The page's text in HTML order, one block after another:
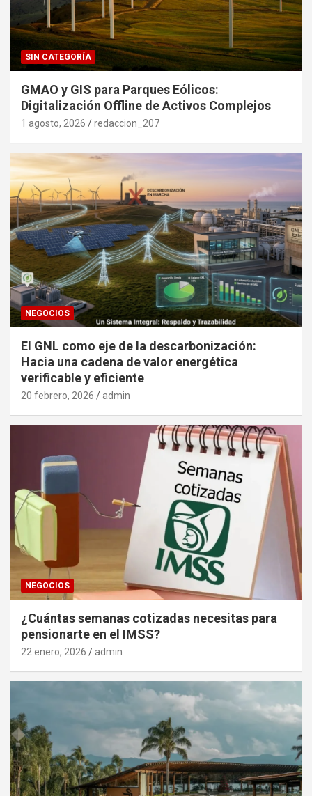
SIN CATEGORÍA
GMAO y GIS para Parques Eólicos:
Digitalización Offline de Activos Complejos
1 agosto, 2026 redaccion_207
NEGOCIOS
El GNL como eje de la descarbonización:
Hacia una cadena de valor energética
verificable y eficiente
20 febrero, 2026 admin
NEGOCIOS
¿Cuántas semanas cotizadas necesitas para
pensionarte en el IMSS?
22 enero, 2026 admin